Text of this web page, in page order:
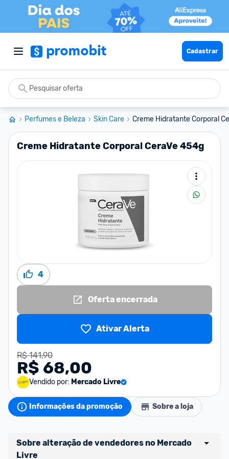
Cadastrar
Perfumes e Beleza Skin Care Creme Hidratante Corporal
Creme Hidratante Corporal CeraVe 454g
4
Oferta encerrada
Ativar Alerta
R$ 141,90
R$ 68,00
Vendido por: Mercado Livre
Informações da promoção Sobre a loja
Sobre alteração de vendedores no Mercado
Livre